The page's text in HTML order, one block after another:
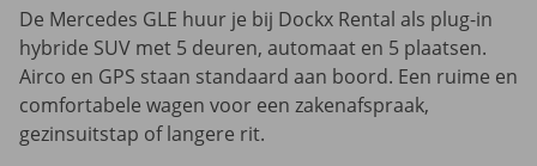
De Mercedes GLE huur je bij Dockx Rental als plug-in
hybride SUV met 5 deuren, automaat en 5 plaatsen.
Airco en GPS staan standaard aan boord. Een ruime en
comfortabele wagen voor een zakenafspraak,
gezinsuitstap of langere rit.